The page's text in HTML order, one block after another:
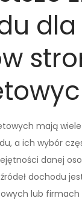
dla
mają
a ich wybór
danej
dochodu
lub firmach